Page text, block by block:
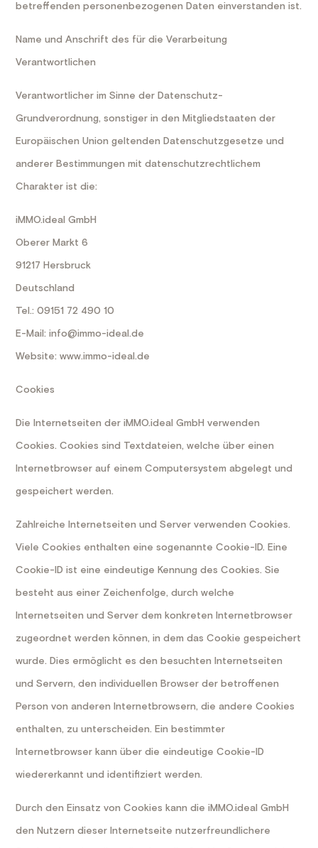
betreffenden personenbezogenen Daten einverstanden ist.
Name und Anschrift des für die Verarbeitung
Verantwortlichen
Verantwortlicher im Sinne der Datenschutz-
Grundverordnung, sonstiger in den Mitgliedstaaten der
Europäischen Union geltenden Datenschutzgesetze und
anderer Bestimmungen mit datenschutzrechtlichem
Charakter ist die:
iMMO.ideal GmbH
Oberer Markt 6
91217 Hersbruck
Deutschland
Tel.: 09151 72 490 10
E-Mail:info@immo-ideal.de
Website:www.immo-ideal.de
Cookies
Die Internetseiten der iMMO.ideal GmbH verwenden
Cookies. Cookies sind Textdateien, welche über einen
Internetbrowser auf einem Computersystem abgelegt und
gespeichert werden.
Zahlreiche Internetseiten und Server verwenden Cookies.
Viele Cookies enthalten eine sogenannte Cookie-ID. Eine
Cookie-ID ist eine eindeutige Kennung des Cookies. Sie
besteht aus einer Zeichenfolge, durch welche
Internetseiten und Server dem konkreten Internetbrowser
zugeordnet werden können, in dem das Cookie gespeichert
wurde. Dies ermöglicht es den besuchten Internetseiten
und Servern, den individuellen Browser der betroffenen
Person von anderen Internetbrowsern, die andere Cookies
enthalten, zu unterscheiden. Ein bestimmter
Internetbrowser kann über die eindeutige Cookie-ID
wiedererkannt und identifiziert werden.
Durch den Einsatz von Cookies kann die iMMO.ideal GmbH
den Nutzern dieser Internetseite nutzerfreundlichere